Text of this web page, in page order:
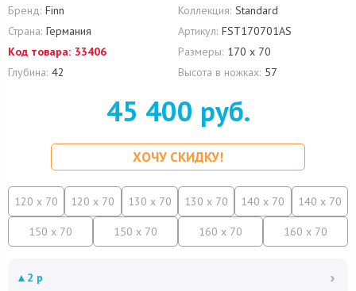
Бренд: Finn Коллекция: Standard
Страна: Германия Артикул: FST170701AS
Код товара: 33406 Размеры: 170 х 70
Глубина: 42 Высота в ножках: 57
45 400 руб.
ХОЧУ СКИДКУ!
120 x 70 120 x 70 130 x 70 130 x 70 140 x 70 140 x 70
150 x 70 150 x 70 160 x 70 160 x 70
▲ 2 р ›